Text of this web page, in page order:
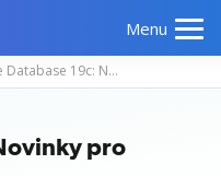
Menu
Počítačové
Oracle Database 19c: Novinky pro administrátory
pro